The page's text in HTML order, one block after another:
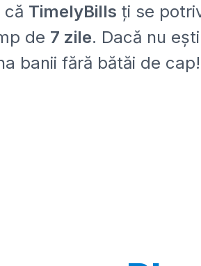
că TimelyBills ți se
de 7 zile. Dacă nu
banii fără bătăi de cap!